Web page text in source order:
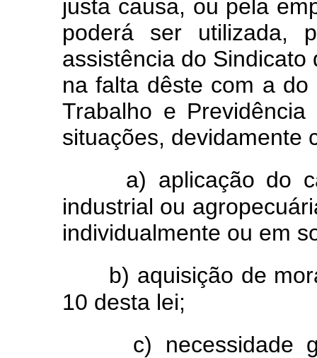
justa causa, ou pela
poderá ser utilizada,
assistência do
na falta dêste com a
Trabalho e
situações, devidamente
a) aplicação do
industrial ou
individualmente ou em
b) aquisição de
10 desta lei;
c) necessidade